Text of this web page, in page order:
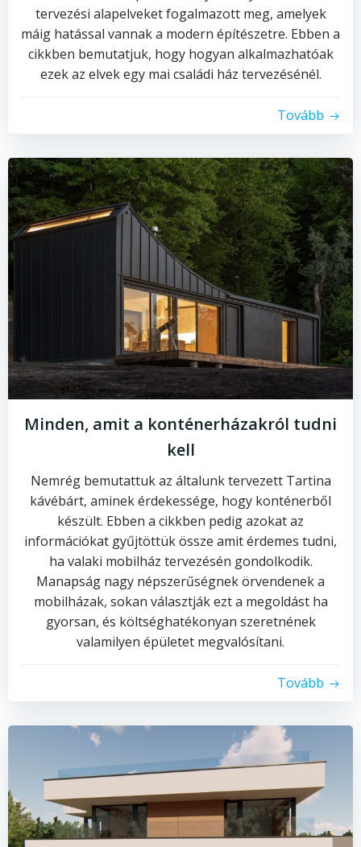
tervezési alapelveket fogalmazott meg, amelyek
máig hatással vannak a modern építészetre. Ebben a
cikkben bemutatjuk, hogy hogyan alkalmazhatóak
ezek az elvek egy mai családi ház tervezésénél.
Tovább
Minden, amit a konténerházakról tudni
kell
Nemrég bemutattuk az általunk tervezett Tartina
kávébárt, aminek érdekessége, hogy konténerből
készült. Ebben a cikkben pedig azokat az
információkat gyűjtöttük össze amit érdemes tudni,
ha valaki mobilház tervezésén gondolkodik.
Manapság nagy népszerűségnek örvendenek a
mobilházak, sokan választják ezt a megoldást ha
gyorsan, és költséghatékonyan szeretnének
valamilyen épületet megvalósítani.
Tovább